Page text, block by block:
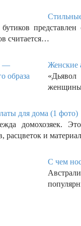
считается…
Женские
женщины
для дома (1 фото)
домохозяек.
расцветок и
С чем